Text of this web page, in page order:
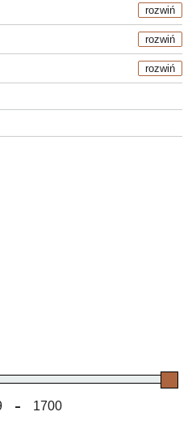
rozwiń
rozwiń
rozwiń
Minimum Price
-
Maximum Price